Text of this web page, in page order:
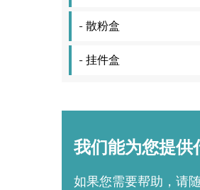
- 散粉盒
- 挂件盒
我们能为您提供
如果您需要帮助，请